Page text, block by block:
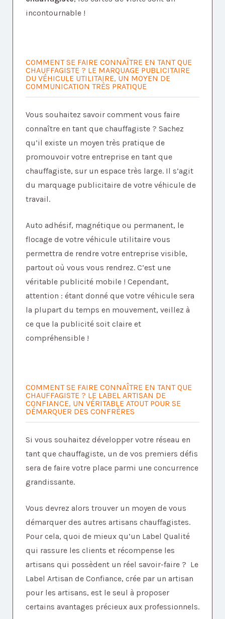
incontournable !
COMMENT SE FAIRE CONNAÎTRE EN TANT QUE
CHAUFFAGISTE ? LE MARQUAGE PUBLICITAIRE
DU VÉHICULE UTILITAIRE, UN MOYEN DE
COMMUNICATION TRÈS PRATIQUE
Vous souhaitez savoir comment vous faire
connaître en tant que chauffagiste ? Sachez
qu’il existe un moyen très pratique de
promouvoir votre entreprise en tant que
chauffagiste, sur un espace très large. Il s’agit
du marquage publicitaire de votre véhicule de
travail.
Auto adhésif, magnétique ou permanent, le
flocage de votre véhicule utilitaire vous
permettra de rendre votre entreprise visible,
partout où vous vous rendrez. C’est une
véritable publicité mobile ! Cependant,
attention : étant donné que votre véhicule sera
la plupart du temps en mouvement, veillez à
ce que la publicité soit claire et
compréhensible !
COMMENT SE FAIRE CONNAÎTRE EN TANT QUE
CHAUFFAGISTE ? LE LABEL ARTISAN DE
CONFIANCE, UN VÉRITABLE ATOUT POUR SE
DÉMARQUER DES CONFRÈRES
Si vous souhaitez développer votre réseau en
tant que chauffagiste, un de vos premiers défis
sera de faire votre place parmi une concurrence
grandissante.
Vous devrez alors trouver un moyen de vous
démarquer des autres artisans chauffagistes.
Pour cela, quoi de mieux qu’un Label Qualité
qui rassure les clients et récompense les
artisans qui possèdent un réel savoir-faire ? Le
Label Artisan de Confiance, crée par un artisan
pour les artisans, est le seul à proposer
certains avantages précieux aux professionnels.